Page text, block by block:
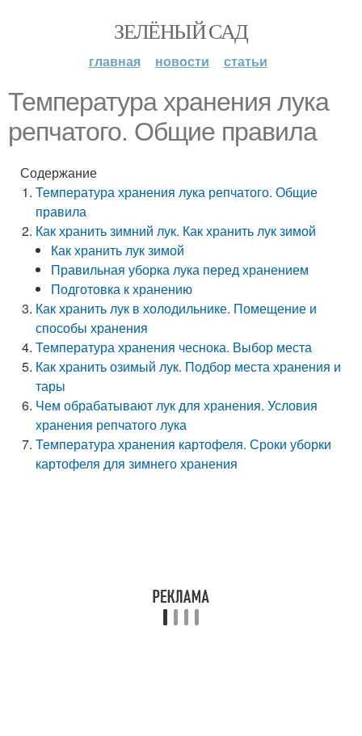
ЗЕЛЁНЫЙ САД
главная новости статьи
Температура хранения лука
репчатого. Общие правила
Содержание
Температура хранения лука репчатого. Общие
правила
Как хранить зимний лук. Как хранить лук зимой
Как хранить лук зимой
Правильная уборка лука перед хранением
Подготовка к хранению
Как хранить лук в холодильнике. Помещение и
способы хранения
Температура хранения чеснока. Выбор места
Как хранить озимый лук. Подбор места хранения и
тары
Чем обрабатывают лук для хранения. Условия
хранения репчатого лука
Температура хранения картофеля. Сроки уборки
картофеля для зимнего хранения